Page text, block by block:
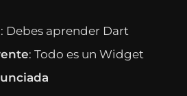
: Debes aprender Dart
: Todo es un Widget